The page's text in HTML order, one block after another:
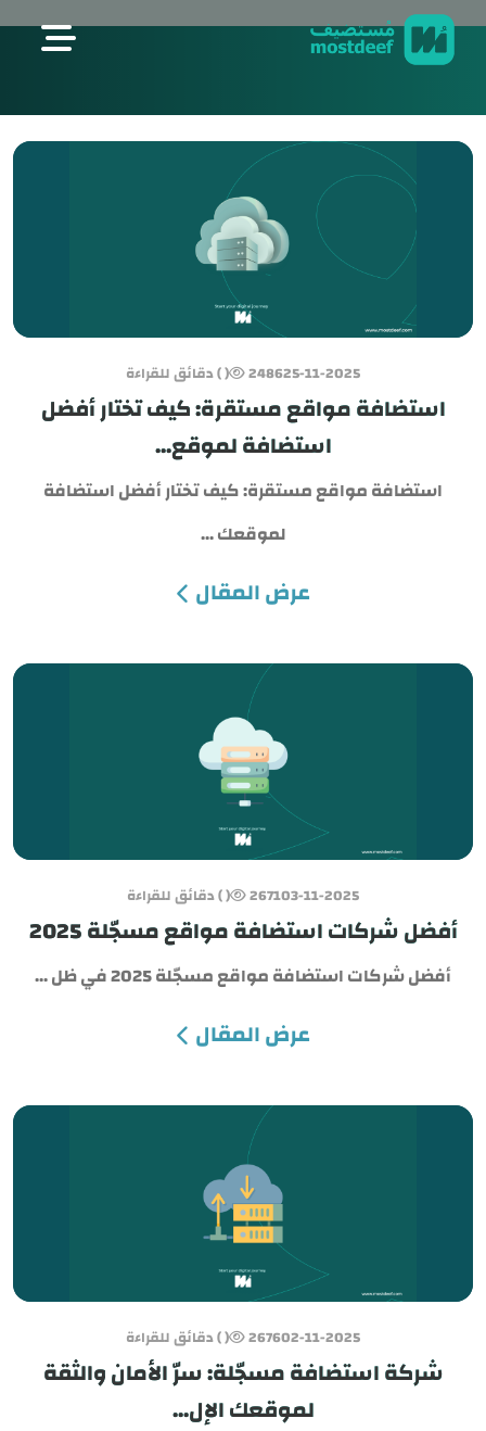
25-11-2025
2486 ( ) دقائق للقراءة
استضافة مواقع مستقرة: كيف تختار أفضل
استضافة لموقع...
استضافة مواقع مستقرة: كيف تختار أفضل استضافة
لموقعك ...
عرض المقال
03-11-2025
2671 ( ) دقائق للقراءة
أفضل شركات استضافة مواقع مسجّلة 2025
أفضل شركات استضافة مواقع مسجّلة 2025 في ظل ...
عرض المقال
02-11-2025
2676 ( ) دقائق للقراءة
شركة استضافة مسجّلة: سرّ الأمان والثقة
لموقعك الإل...